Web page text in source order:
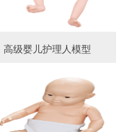
高级婴儿护理人模型